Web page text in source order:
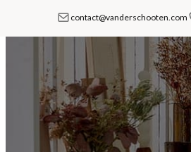
contact@vanderschooten.com